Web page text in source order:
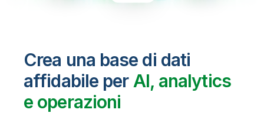
Crea una base di dati
affidabile per AI, analytics
e operazioni